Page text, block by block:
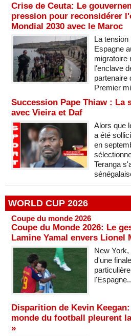
Crise de Ceuta: Le
pression pour reconsidérer
Mondial 2030 avec le Maroc
La tension
Espagne
migratoire
l'enclave
partenaire
Premier
Succession Pape Thiaw : La
avec Vieira et Daf
Alors que
a été
en
Teranga
WORLD CUP 2026
Coupe du monde 2026
Coupe du Monde 2026: Le
Lamine Yamal envers Lionel
New
d'une
Disparition de Kevin
monde du football pleurent
»